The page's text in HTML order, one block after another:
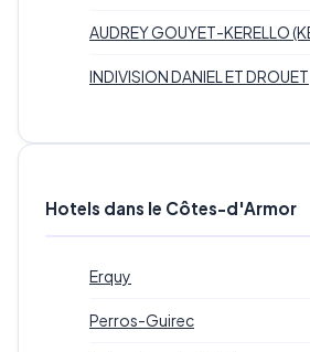
AUDREY GOUYET-KERELLO
INDIVISION DANIEL ET DROUET
Hotels dans le Côtes-d'Armor
Erquy
Perros-Guirec